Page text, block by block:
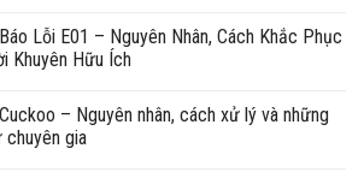
Lỗi E01 – Nguyên Nhân, Cách Khắc Phục
Khuyên Hữu Ích
– Nguyên nhân, cách xử lý và những
chuyên gia